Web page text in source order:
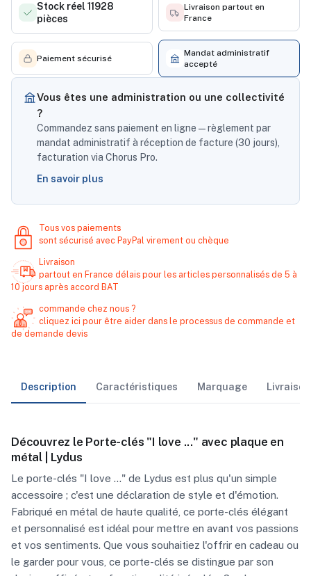
Stock réel 11928
pièces
Livraison partout en
France
Paiement sécurisé
Mandat administratif
accepté
Vous êtes une administration ou une collectivité
?
Commandez sans paiement en ligne — règlement par
mandat administratif à réception de facture (30 jours),
facturation via Chorus Pro.
En savoir plus
Tous vos paiements
sont sécurisé avec PayPal virement ou chèque
Livraison
partout en France délais pour les articles personnalisés de 5 à
10 jours après accord BAT
commande chez nous ?
cliquez ici pour être aider dans le processus de commande et
de demande devis
Description Caractéristiques Marquage
Découvrez le Porte-clés "I love ..." avec plaque en
métal | Lydus
Le porte-clés "I love ..." de Lydus est plus qu'un simple
accessoire ; c'est une déclaration de style et d'émotion.
Fabriqué en métal de haute qualité, ce porte-clés élégant
et personnalisé est idéal pour mettre en avant vos passions
et vos sentiments. Que vous souhaitiez l'offrir en cadeau ou
le garder pour vous, ce porte-clés se distingue par son